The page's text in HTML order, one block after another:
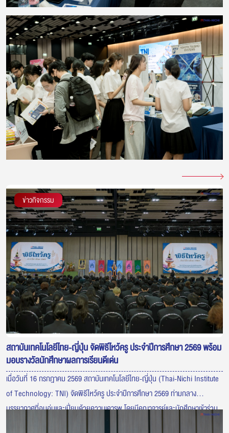
ข่าวกิจกรรม
สถาบันเทคโนโลยีไทย-ญี่ปุ่น จัดพิธีไหว้ครู ประจำปีการศึกษา 2569 พร้อม
มอบรางวัลนักศึกษาผลการเรียนดีเด่น
เมื่อวันที่ 16 กรกฎาคม 2569 สถาบันเทคโนโลยีไทย-ญี่ปุ่น (Thai-Nichi Institute
of Technology: TNI) จัดพิธีไหว้ครู ประจำปีการศึกษา 2569 ท่ามกลาง
บรรยากาศที่อบอุ่นและเปี่ยมด้วยความเคารพ โดยมีคณาจารย์และนักศึกษาเข้าร่วม